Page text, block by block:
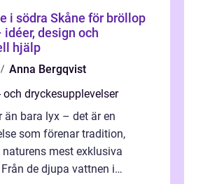
i södra Skåne för bröllop
design och
hjälp
Anna Bergqvist
och dryckesupplevelser
än bara lyx – det är en
som förenar tradition,
mest exklusiva
de djupa vattnen i